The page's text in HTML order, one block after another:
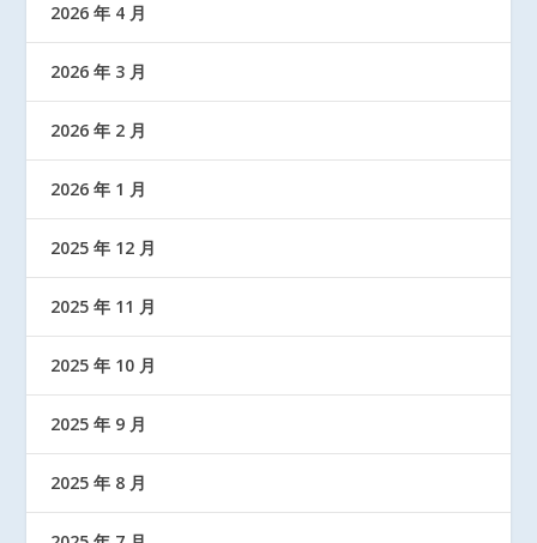
2026 年 4 月
2026 年 3 月
2026 年 2 月
2026 年 1 月
2025 年 12 月
2025 年 11 月
2025 年 10 月
2025 年 9 月
2025 年 8 月